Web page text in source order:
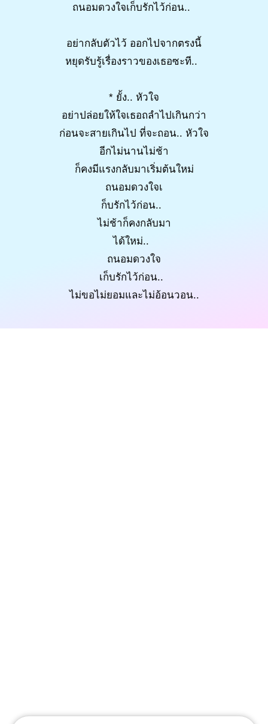
ถนอมดวงใจเก็บรักไว้ก่อน..
อย่ากลับตัวไว้ ออกไปจากตรงนี้
หยุดรับรู้เรื่องราวของเธอซะที..
* ยั้ง.. หัวใจ
อย่าปล่อยให้ใจเธอถลำไปเกินกว่า
ก่อนจะสายเกินไป ที่จะถอน.. หัวใจ
อีกไม่นานไม่ช้า
ก็คงมีแรงกลับมาเริ่มต้นใหม่
ถนอมดวงใจเ
ก็บรักไว้ก่อน..
ไม่ช้าก็คงกลับมา
ได้ใหม่..
ถนอมดวงใจ
เก็บรักไว้ก่อน..
ไม่ขอไม่ยอมและไม่อ้อนวอน..